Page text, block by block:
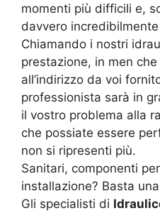
momenti più difficili e,
davvero
Chiamando i nostri
prestazione, in men
all’indirizzo da voi
professionista sarà in
il vostro problema alla
che possiate essere
non si ripresenti più.
Sanitari, componenti
installazione? Basta
Gli specialisti di